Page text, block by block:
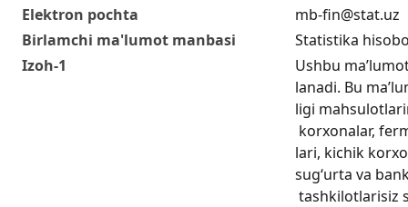
Elektron pochta
mb-fin@stat.uz
Birlamchi ma'lumot manbasi
Statistika
Izoh-1
Ushbu
lanadi. Bu
ligi
korxonalar,
lari, kichik
sug‘urta va
tashkilotlarisiz